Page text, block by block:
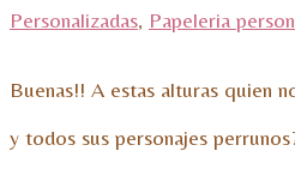
Personalizadas, Papeleria
Buenas!! A estas alturas quien
y todos sus personajes